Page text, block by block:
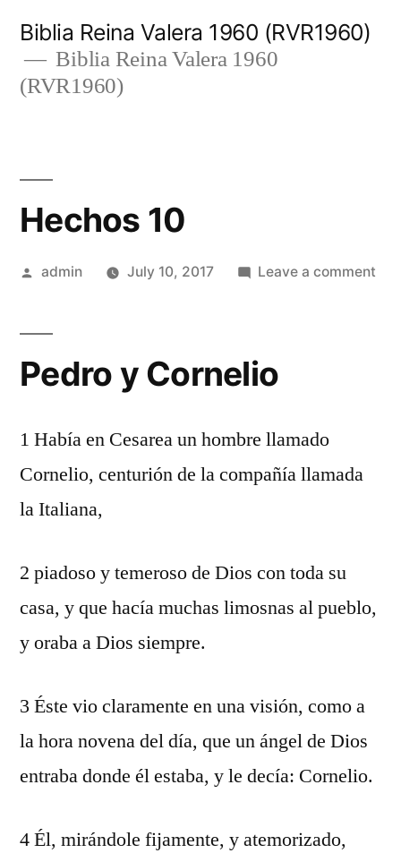
content
Biblia Reina Valera 1960 (RVR1960)
Biblia Reina Valera 1960
(RVR1960)
Hechos 10
Posted
admin July 10, 2017 Leave a comment
Pedro y Cornelio
1 Había en Cesarea un hombre llamado
Cornelio, centurión de la compañía llamada
la Italiana,
2 piadoso y temeroso de Dios con toda su
casa, y que hacía muchas limosnas al pueblo,
y oraba a Dios siempre.
3 Éste vio claramente en una visión, como a
la hora novena del día, que un ángel de Dios
entraba donde él estaba, y le decía: Cornelio.
4 Él, mirándole fijamente, y atemorizado,